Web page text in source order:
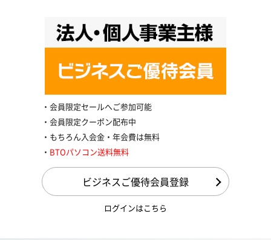
会員限定セールへご参加可能
会員限定クーポン配布中
もちろん入会金・年会費は無料
BTOパソコン送料無料
ビジネスご優待会員登録
ログインはこちら